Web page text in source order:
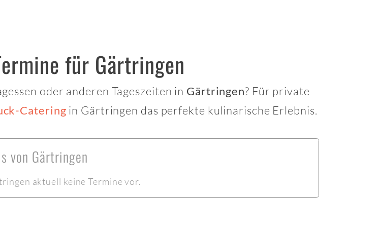
für Gärtringen
oder anderen Tageszeiten in Gärtringen? Für private
Catering in Gärtringen das perfekte kulinarische Erlebnis.
von Gärtringen
aktuell keine Termine vor.